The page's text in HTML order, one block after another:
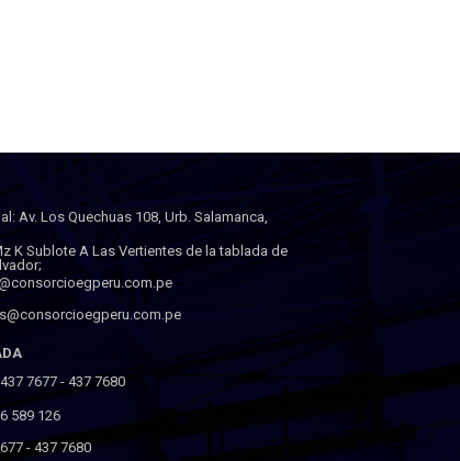
Av. Los Quechuas 108, Urb. Salamanca,
K Sublote A Las Vertientes de la tablada de
7677 - 437 7680
589 126
- 437 7680